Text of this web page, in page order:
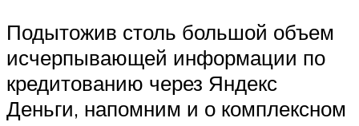
Подытожив столь большой объем
исчерпывающей информации по
кредитованию через Яндекс
Деньги, напомним и о комплексном